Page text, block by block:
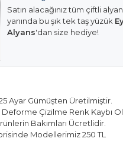
Satın alacağınız tüm çiftli
yanında bu şık tek taş yüzük
Alyans'dan size hediye!
Ayar Gümüşten Üretilmiştir.
Deforme Çizilme Renk Kaybı
Bakımları Ücretlidir.
Modellerimiz 250 TL
ve Bileklik Modellerimiz 150